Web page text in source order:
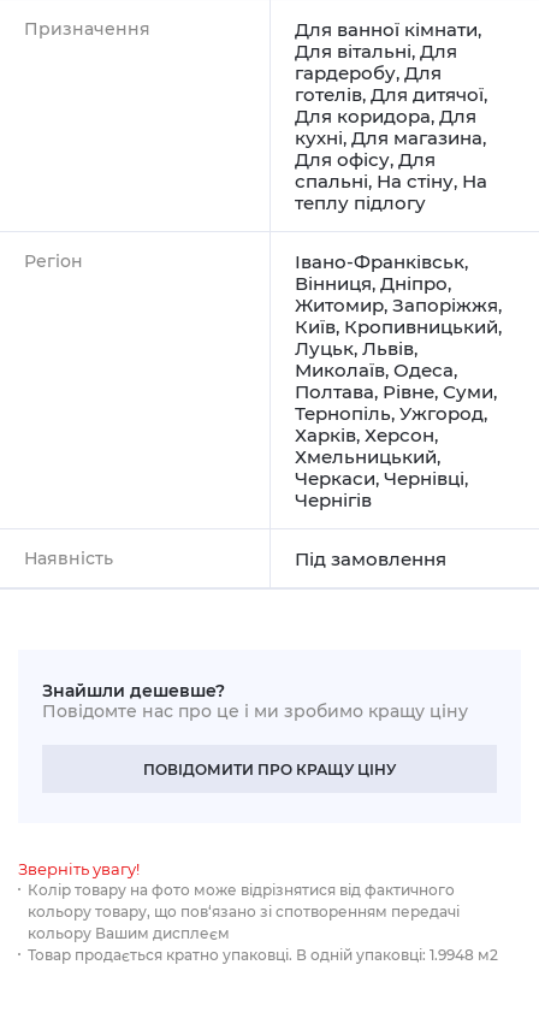
Призначення Для ванної кімнати,
Для вітальні, Для
гардеробу, Для
готелів, Для дитячої,
Для коридора, Для
кухні, Для магазина,
Для офісу, Для
спальні, На стіну, На
теплу підлогу
Регіон Івано-Франківськ,
Вінниця, Дніпро,
Житомир, Запоріжжя,
Київ, Кропивницький,
Луцьк, Львів,
Миколаїв, Одеса,
Полтава, Рівне, Суми,
Тернопіль, Ужгород,
Харків, Херсон,
Хмельницький,
Черкаси, Чернівці,
Чернігів
Наявність Під замовлення
Знайшли дешевше?
Повідомте нас про це і ми зробимо кращу ціну
ПОВІДОМИТИ ПРО КРАЩУ ЦІНУ
Зверніть увагу!
Колір товару на фото може відрізнятися від фактичного
кольору товару, що пов‘язано зі спотворенням передачі
кольору Вашим дисплеєм
Товар продається кратно упаковці. В одній упаковці: 1.9948 м2